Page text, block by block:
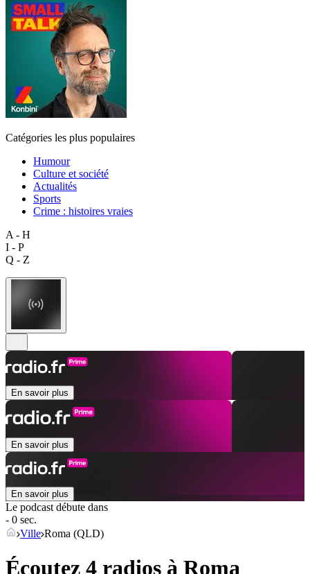
Catégories les plus populaires
Humour
Culture et société
Actualités
Sports
Crime : histoires vraies
A - H
I - P
Q - Z
En savoir plus
En savoir plus
En savoir plus
Le podcast débute dans
- 0 sec.
Ville Roma (QLD)
Écoutez 4 radios à Roma